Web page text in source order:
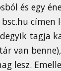
és egy
tagja
van
lesz.